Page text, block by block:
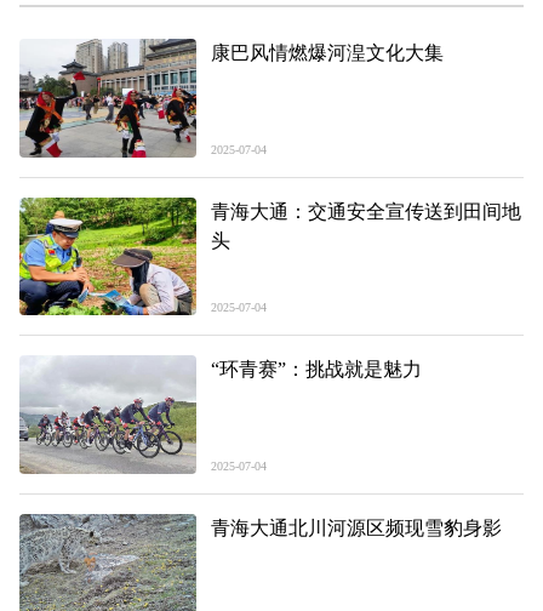
康巴风情燃爆河湟文化大集
2025-07-04
青海大通：交通安全宣传送到田间地
头
2025-07-04
“环青赛”：挑战就是魅力
2025-07-04
青海大通北川河源区频现雪豹身影